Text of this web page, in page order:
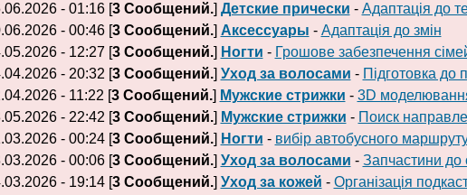
- 01:16 [3 Сообщений.] Детские прически - Адаптація до
- 00:46 [3 Сообщений.] Аксессуары - Адаптація до змін
- 12:27 [3 Сообщений.] Ногти - Грошове забезпечення
- 20:32 [3 Сообщений.] Уход за волосами - Підготовка до
- 11:22 [3 Сообщений.] Мужские стрижки - 3D
- 22:42 [3 Сообщений.] Мужские стрижки - Поиск
- 00:24 [3 Сообщений.] Ногти - вибір автобусного
- 00:06 [3 Сообщений.] Уход за волосами - Запчастини до
- 19:14 [3 Сообщений.] Уход за кожей - Організація